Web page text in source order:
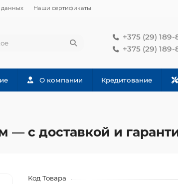
данных Наши сертификаты
+375 (29)
+375 (29)
О компании Кредитование
— с доставкой и
Код Товара